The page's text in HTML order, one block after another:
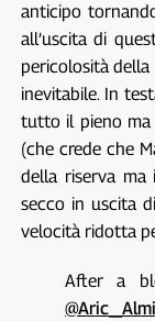
anticipo
all’uscita di
pericolosità
inevitabile. In
tutto il pieno ma
(che crede che
della riserva
secco in uscita
velocità ridotta
After a